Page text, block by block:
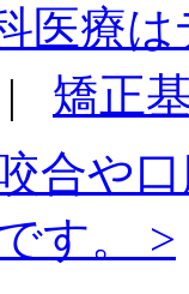
医療
| 矯正
合や
す。 >